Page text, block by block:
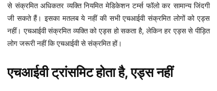
से संक्रमित अधिकतर व्यक्ति नियमित मेडिकेशन टर्म्स फॉलो कर सामान्य जिंदगी
जी सकते हैं। इसका मतलब ये नहीं की सभी एचआईवी संक्रमित लोगों को एड्स
नहीं। एचआईवी संक्रमित व्यक्ति को एड्स हो सकता है, लेकिन हर एड्स से पीड़ित
लोग जरूरी नहीं कि एचआईवी से संक्रमित हों।
एचआईवी ट्रांसमिट होता है, एड्स नहीं